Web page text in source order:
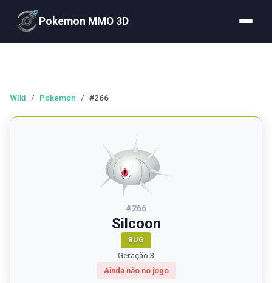
Pokemon MMO 3D
Wiki / Pokemon / #266
#266
Silcoon
BUG
Geração 3
Ainda não no jogo